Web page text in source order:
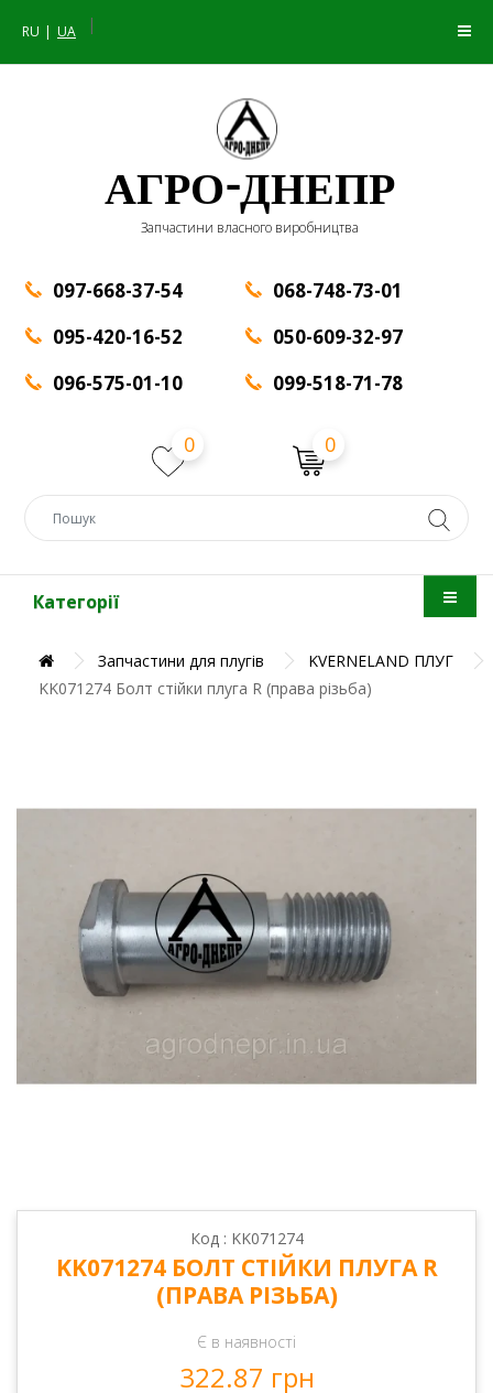
RU UA |
АГРО-ДНЕПР
Запчастини власного виробництва
097-668-37-54
095-420-16-52
096-575-01-10
068-748-73-01
050-609-32-97
099-518-71-78
0 0
Категорії
Запчастини для плугів
KVERNELAND ПЛУГ
KK071274 Болт стійки плуга R (права різьба)
Код : KK071274
KK071274 БОЛТ СТІЙКИ ПЛУГА R
(ПРАВА РІЗЬБА)
Є в наявності
322.87 грн